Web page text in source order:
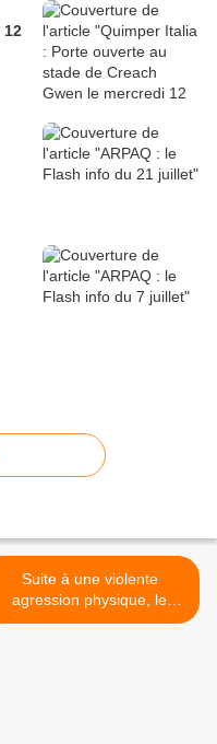
Suite à une violente
agression physique, le
vestiaire solidaire de